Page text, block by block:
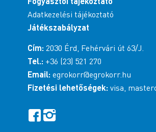
Adatkezelési tájékoztató
Játékszabályzat
Cím: 2030 Érd, Fehérvári út 63/J.
Tel.: +36 (23) 521 270
Email: egrokorr@egrokorr.hu
Fizetési lehetőségek: visa,